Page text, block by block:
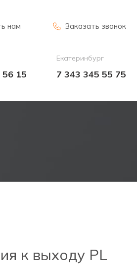
нам Заказать звонок
56 15
Екатеринбург
7 343 345 55 75
к выходу PL